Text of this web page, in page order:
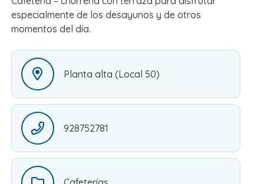
especialmente de los desayunos y de otros
momentos del día.
Planta alta (Local 50)
928752781